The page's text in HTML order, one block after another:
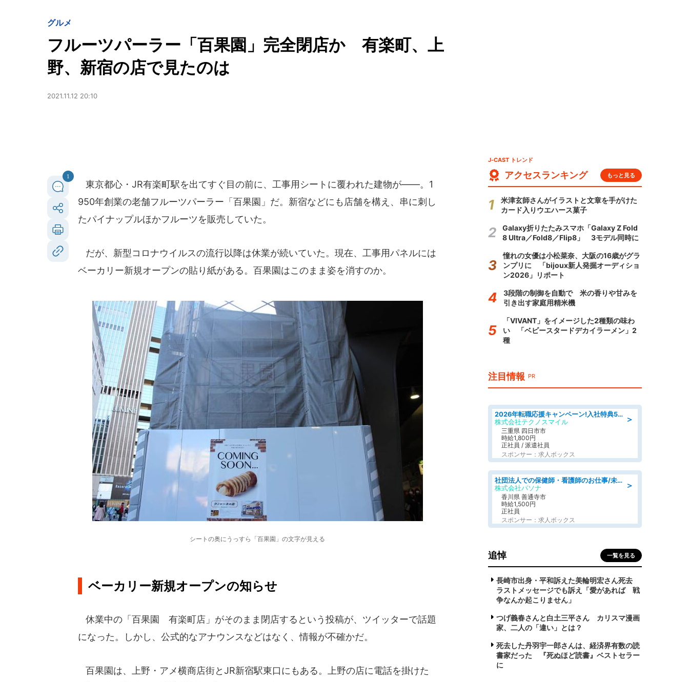
グルメ
フルーツパーラー「百果園」完全閉店か 有楽町、上
野、新宿の店で見たのは
2021.11.12 20:10
1
東京都心・JR有楽町駅を出てすぐ目の前に、工事用シートに覆われた建物が――。1
950年創業の老舗フルーツパーラー「百果園」だ。新宿などにも店舗を構え、串に刺し
たパイナップルほかフルーツを販売していた。
だが、新型コロナウイルスの流行以降は休業が続いていた。現在、工事用パネルには
ベーカリー新規オープンの貼り紙がある。百果園はこのまま姿を消すのか。
シートの奥にうっすら「百果園」の文字が見える
ベーカリー新規オープンの知らせ
休業中の「百果園 有楽町店」がそのまま閉店するという投稿が、ツイッターで話題
になった。しかし、公式的なアナウンスなどはなく、情報が不確かだ。
百果園は、上野・アメ横商店街とJR新宿駅東口にもある。上野の店に電話を掛けた
J-CAST トレンド
アクセスランキング もっと見る
米津玄師さんがイラストと文章を手がけた
カード入りウエハース菓子
Galaxy折りたたみスマホ「Galaxy Z Fold
8 Ultra／Fold8／Flip8」 3モデル同時に
憧れの女優は小松菜奈、大阪の16歳がグラ
ンプリに 「bijoux新人発掘オーディショ
ン2026」リポート
3段階の制御を自動で 米の香りや甘みを
引き出す家庭用精米機
「VIVANT」をイメージした2種類の味わ
い 「ベビースタードデカイラーメン」2
種
注目情報 PR
＞
2026年転職応援キャンペーン!入社特典58万円/デンソーで働こう!自動車工場で小型部品の検査業務 denso aichi
株式会社テクノスマイル
三重県 四日市市
時給1,800円
正社員 / 派遣社員
スポンサー：求人ボックス
＞
社団法人での保健師・看護師のお仕事/未経験OK/要資格:普通免許、保健師、正看護師
株式会社パソナ
香川県 善通寺市
時給1,500円
正社員
スポンサー：求人ボックス
追悼 一覧を見る
長崎市出身・平和訴えた美輪明宏さん死去
ラストメッセージでも訴え「愛があれば 戦
争なんか起こりません」
つげ義春さんと白土三平さん カリスマ漫画
家、二人の「違い」とは？
死去した丹羽宇一郎さんは、経済界有数の読
書家だった 『死ぬほど読書』ベストセラー
に